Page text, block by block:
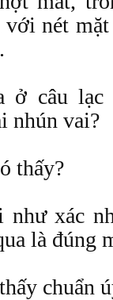
với nét
ở câu lạc
nhún vai?
thấy?
như xác
là đúng
chuẩn